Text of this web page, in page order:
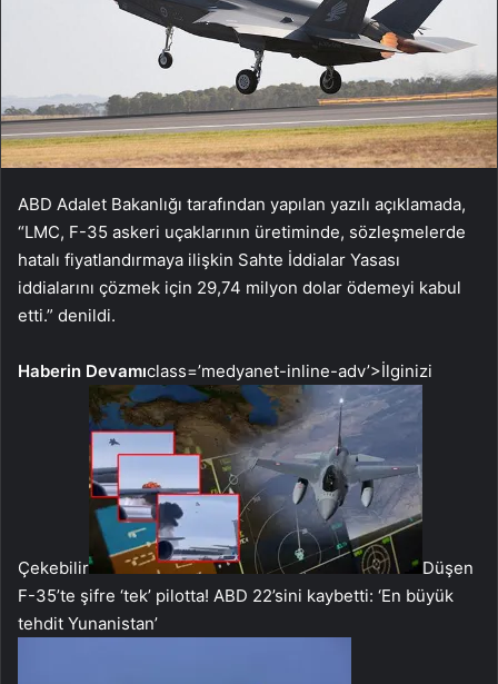
ABD Adalet Bakanlığı tarafından yapılan yazılı açıklamada,
“LMC, F-35 askeri uçaklarının üretiminde, sözleşmelerde
hatalı fiyatlandırmaya ilişkin Sahte İddialar Yasası
iddialarını çözmek için 29,74 milyon dolar ödemeyi kabul
etti.” denildi.
Haberin Devamıclass=’medyanet-inline-adv’>İlginizi
Çekebilir
Düşen
F-35’te şifre ‘tek’ pilotta! ABD 22’sini kaybetti: ‘En büyük
tehdit Yunanistan’